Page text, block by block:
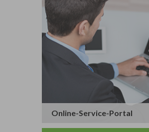
Online-Service-Portal